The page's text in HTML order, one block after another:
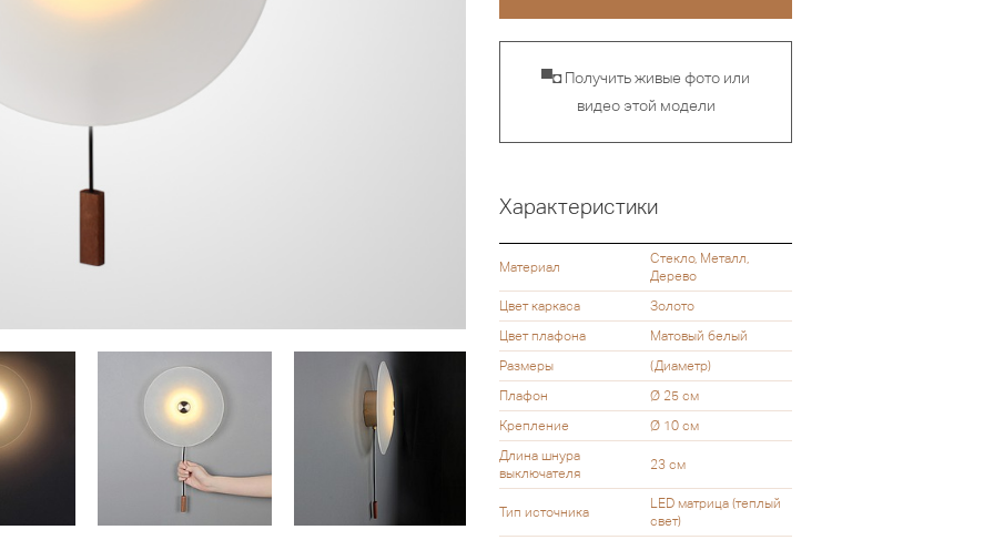
▀◘ Получить живые фото или
видео этой модели
Характеристики
Материал
Стекло, Металл,
Дерево
Цвет каркаса
Золото
Цвет плафона
Матовый белый
Размеры
(Диаметр)
Плафон
Ø 25 см
Крепление
Ø 10 см
Длина шнура
выключателя
23 см
Тип источника
LED матрица (теплый
свет)